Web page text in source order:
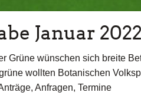
Januar 2022
Grüne wünschen sich breite
wollten Botanischen
Anfragen, Termine